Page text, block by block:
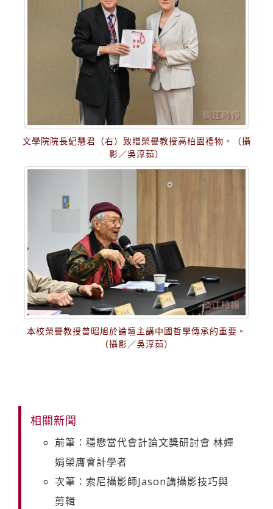
文學院院長紀慧君（右）致贈榮譽教授高柏園禮物。（攝
影／吳淳茹）
本校榮譽教授曾昭旭於論壇主講中國哲學傳承的重要。
（攝影／吳淳茹）
相關新聞
前筆：穩懋當代會計論文獎研討會 林嬋
娟榮膺會計學者
次筆：索尼攝影師Jason講攝影技巧與
剪輯